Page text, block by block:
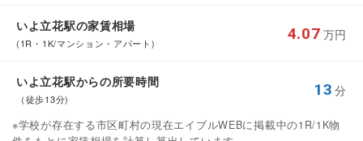
いよ立花駅の家賃相場
(1R・1K/マンション・アパート)
4.07 万円
いよ立花駅からの所要時間
（徒歩13分)
13 分
※学校が存在する市区町村の現在エイブルWEBに掲載中の1R/1K物